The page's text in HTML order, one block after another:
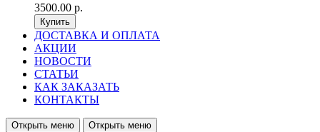
3500.00 р.
ДОСТАВКА И ОПЛАТА
АКЦИИ
НОВОСТИ
СТАТЬИ
КАК ЗАКАЗАТЬ
КОНТАКТЫ
Открыть меню Открыть меню